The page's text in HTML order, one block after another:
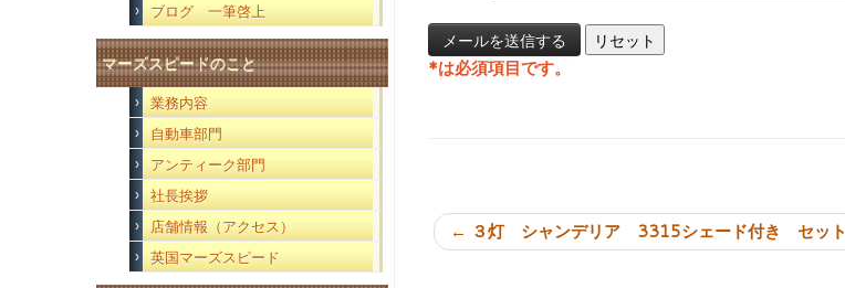
ブログ 一筆啓上
マーズスピードのこと
業務内容
自動車部門
アンティーク部門
社長挨拶
店舗情報（アクセス）
英国マーズスピード
*は必須項目です。
← ３灯 シャンデリア 3315シェード付き セット